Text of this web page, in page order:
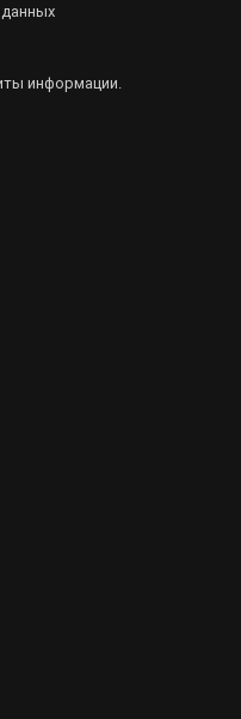
информации.